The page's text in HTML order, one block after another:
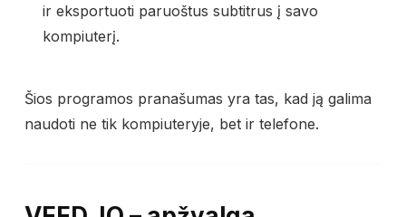
ir eksportuoti paruoštus subtitrus į savo
kompiuterį.
Šios programos pranašumas yra tas, kad ją galima
naudoti ne tik kompiuteryje, bet ir telefone.